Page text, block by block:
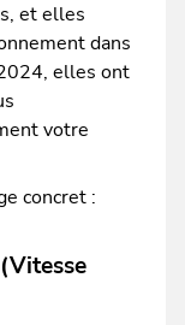
et elles
dans
elles ont
votre
concret :